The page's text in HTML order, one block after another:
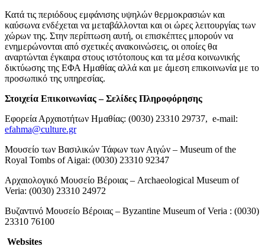
Κατά τις περιόδους εμφάνισης υψηλών θερμοκρασιών και
καύσωνα ενδέχεται να μεταβάλλονται και οι ώρες λειτουργίας των
χώρων της. Στην περίπτωση αυτή, οι επισκέπτες μπορούν να
ενημερώνονται από σχετικές ανακοινώσεις, οι οποίες θα
αναρτώνται έγκαιρα στους ιστότοπους και τα μέσα κοινωνικής
δικτύωσης της ΕΦΑ Ημαθίας αλλά και με άμεση επικοινωνία με το
προσωπικό της υπηρεσίας.
Στοιχεία Επικοινωνίας – Σελίδες Πληροφόρησης
Εφορεία Αρχαιοτήτων Ημαθίας: (0030) 23310 29737, e-mail:
efahma@culture.gr
Μουσείο των Βασιλικών Τάφων των Αιγών – Museum of the
Royal Tombs of Aigai: (0030) 23310 92347
Αρχαιολογικό Μουσείο Βέροιας – Archaeological Museum of
Veria: (0030) 23310 24972
Βυζαντινό Μουσείο Βέροιας – Byzantine Museum of Veria : (0030)
23310 76100
Websites